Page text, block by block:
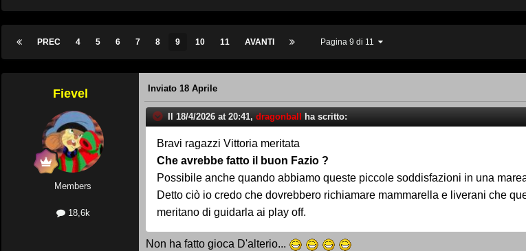
PREC 4 5 6 7 8 9 10 11 AVANTI Pagina 9 di 11
Fievel
Members
18,6k
Inviato 18 Aprile
Il 18/4/2026 at 20:41, dragonball ha scritto:
Bravi ragazzi Vittoria meritata
Che avrebbe fatto il buon Fazio ?
Possibile anche quando abbiamo queste piccole soddisfazioni in una
Detto ciò io credo che dovrebbero richiamare mammarella e liverani che
meritano di guidarla ai play off.
Non ha fatto gioca D'alterio...